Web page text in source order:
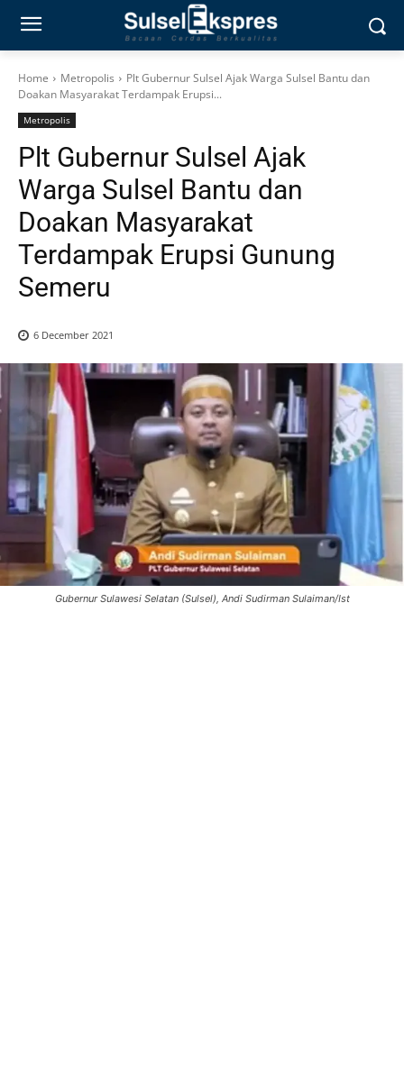
Home Metropolis
Plt Gubernur Sulsel Ajak Warga Sulsel Bantu dan
Doakan Masyarakat Terdampak Erupsi...
Metropolis
Plt Gubernur Sulsel Ajak
Warga Sulsel Bantu dan
Doakan Masyarakat
Terdampak Erupsi Gunung
Semeru
6 December 2021
Gubernur Sulawesi Selatan (Sulsel), Andi Sudirman Sulaiman/Ist